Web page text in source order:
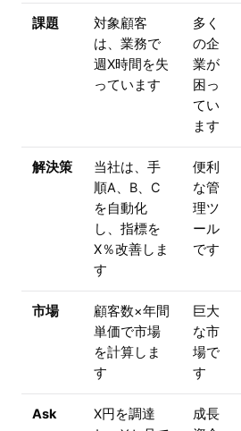
課題
対象顧客
は、業務で
週X時間を失
っています
多く
の企
業が
困っ
てい
ます
解決策
当社は、手
順A、B、C
を自動化
し、指標を
X％改善しま
す
便利
な管
理ツ
ール
です
市場
顧客数×年間
単価で市場
を計算しま
す
巨大
な市
場で
す
Ask
X円を調達
成長